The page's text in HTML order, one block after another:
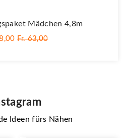
Mädchen 4,8m
Fr. 63,00
Ideen fürs Nähen